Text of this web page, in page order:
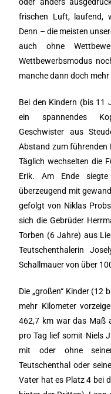
oder anders
frischen Luft, laufend,
Denn – die meisten
auch ohne
Wettbewerbsmodus
manche dann doch mehr
Bei den Kindern (bis 11
ein spannendes
Geschwister aus
Abstand zum führenden
Täglich wechselten die
Erik. Am Ende
überzeugend mit
gefolgt von Niklas
sich die Gebrüder
Torben (6 Jahre) aus
Teutschenthalerin
Schallmauer von über
Die „großen“ Kinder (12
mehr Kilometer
462,7 km war das Maß
pro Tag lief somit Niels
mit oder ohne
Teutschenthal oder
Vater hat es Platz 4 bei